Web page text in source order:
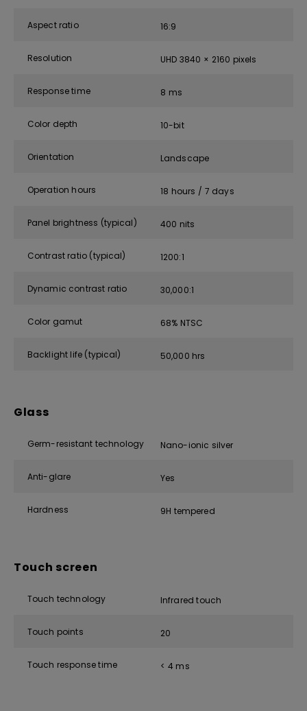
Aspect ratio 16:9
Resolution UHD 3840 × 2160 pixels
Response time 8 ms
Color depth 10-bit
Orientation Landscape
Operation hours 18 hours / 7 days
Panel brightness (typical) 400 nits
Contrast ratio (typical) 1200:1
Dynamic contrast ratio 30,000:1
Color gamut 68% NTSC
Backlight life (typical) 50,000 hrs
Glass
Germ-resistant technology Nano-ionic silver
Anti-glare Yes
Hardness 9H tempered
Touch screen
Touch technology Infrared touch
Touch points 20
Touch response time < 4 ms